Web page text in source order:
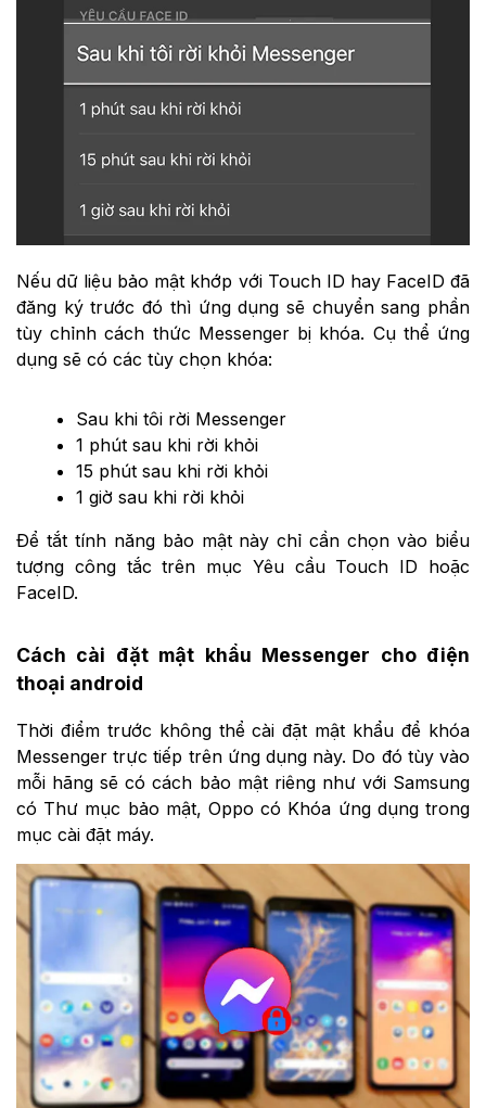
Nếu dữ liệu bảo mật khớp với Touch ID hay FaceID đã
đăng ký trước đó thì ứng dụng sẽ chuyển sang phần
tùy chỉnh cách thức Messenger bị khóa. Cụ thể ứng
dụng sẽ có các tùy chọn khóa:
Sau khi tôi rời Messenger
1 phút sau khi rời khỏi
15 phút sau khi rời khỏi
1 giờ sau khi rời khỏi
Để tắt tính năng bảo mật này chỉ cần chọn vào biểu
tượng công tắc trên mục Yêu cầu Touch ID hoặc
FaceID.
Cách cài đặt mật khẩu Messenger cho điện
thoại android
Thời điểm trước không thể cài đặt mật khẩu để khóa
Messenger trực tiếp trên ứng dụng này. Do đó tùy vào
mỗi hãng sẽ có cách bảo mật riêng như với Samsung
có Thư mục bảo mật, Oppo có Khóa ứng dụng trong
mục cài đặt máy.